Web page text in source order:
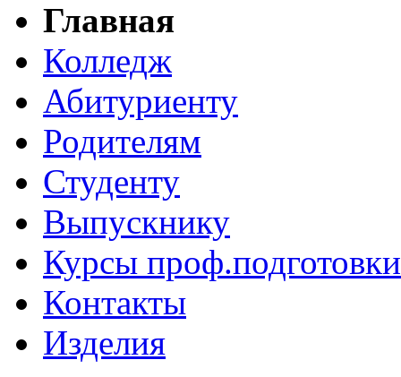
Главная
Колледж
Абитуриенту
Родителям
Студенту
Выпускнику
Курсы проф.подготовки
Контакты
Изделия